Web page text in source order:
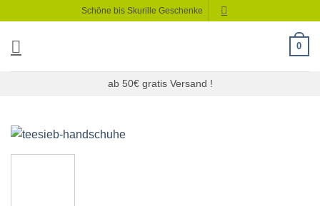
springen
Schöne bis Skurille Geschenke
0
ab 50€ gratis Versand !